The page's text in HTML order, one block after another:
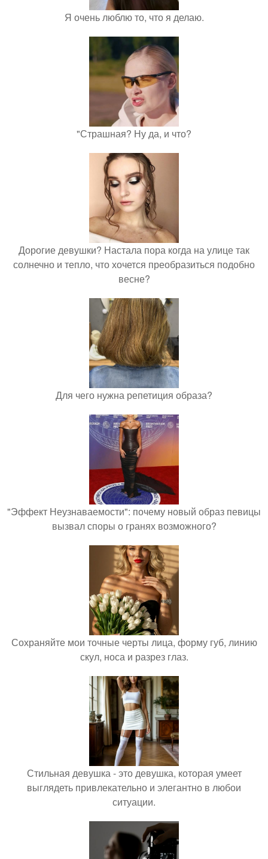
Я очень люблю то, что я делаю.
"Страшная? Ну да, и что?
Дорогие девушки? Настала пора когда на улице так
солнечно и тепло, что хочется преобразиться подобно
весне?
Для чего нужна репетиция образа?
"Эффект Неузнаваемости": почему новый образ певицы
вызвал споры о гранях возможного?
Сохраняйте мои точные черты лица, форму губ, линию
скул, носа и разрез глаз.
Стильная девушка - это девушка, которая умеет
выглядеть привлекательно и элегантно в любои
ситуации.